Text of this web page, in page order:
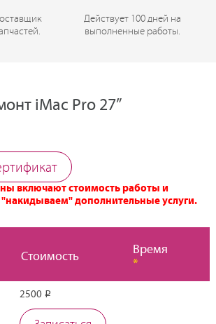
Действует 100 дней на
выполненные работы.
iMac Pro 27”
включают стоимость работы и
дополнительные услуги.
Стоимость
Время
*
2500 Р